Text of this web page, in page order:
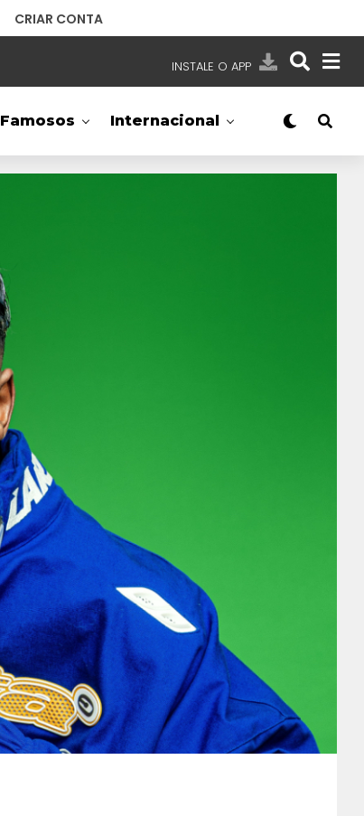
CRIAR CONTA
INSTALE O APP
NOSSAS REDES APP TV SBT
Famosos Internacional